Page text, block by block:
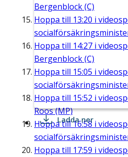
Bergenblock (C)
Hoppa till 13:20 i
Hoppa till 14:27 i
Bergenblock (C)
Hoppa till 15:05 i
Hoppa till 15:52 i
Roos (MP)
Hoppa till16:58 i
Hoppa till 17:59 i
Ladda ner